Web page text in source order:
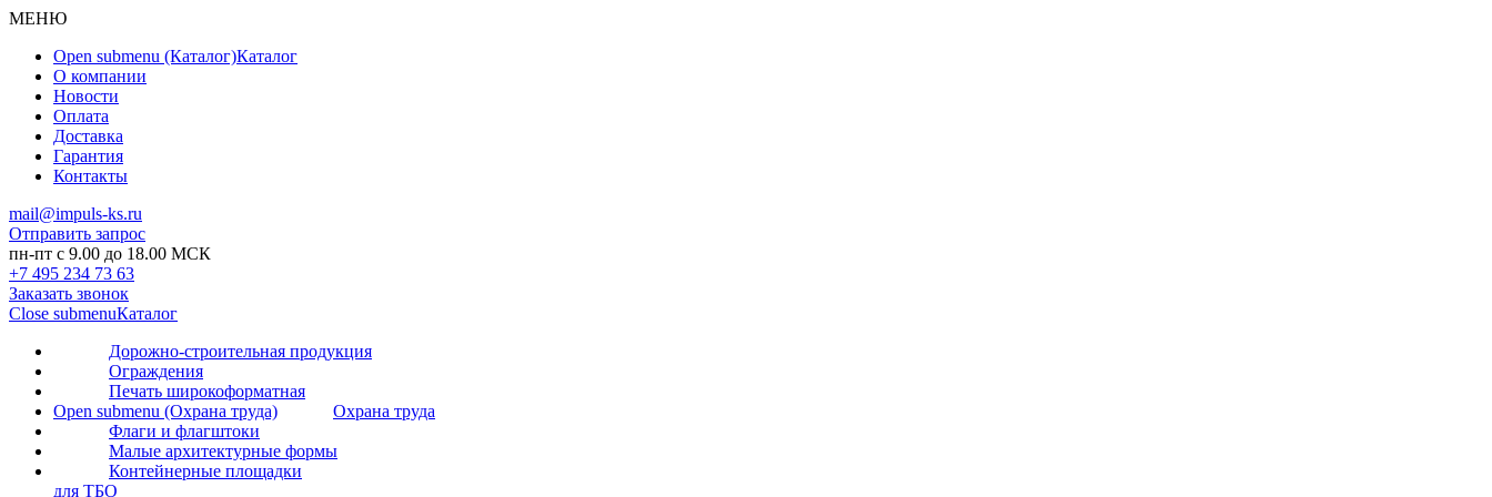
МЕНЮ
Open submenu (Каталог)Каталог
О компании
Новости
Оплата
Доставка
Гарантия
Контакты
mail@impuls-ks.ru
Отправить запрос
пн-пт с 9.00 до 18.00 МСК
+7 495 234 73 63
Заказать звонок
Close submenuКаталог
Дорожно-строительная продукция
Ограждения
Печать широкоформатная
Open submenu (Охрана труда)
Охрана труда
Флаги и флагштоки
Малые архитектурные формы
Контейнерные площадки
для ТБО